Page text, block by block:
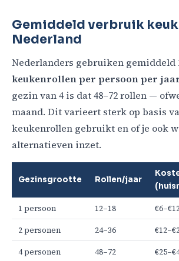
Gemiddeld verbruik
Nederland
Nederlanders gebruiken gemiddeld
keukenrollen per persoon per
gezin van 4 is dat 48–72 rollen —
maand. Dit varieert sterk op basis
keukenrollen gebruikt en of je ook
alternatieven inzet.
Gezinsgrootte Rollen/jaar
1 persoon 12–18
2 personen 24–36
4 personen 48–72